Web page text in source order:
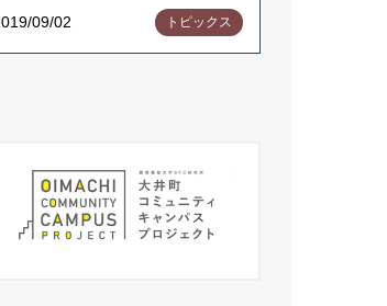
09/02 トピックス